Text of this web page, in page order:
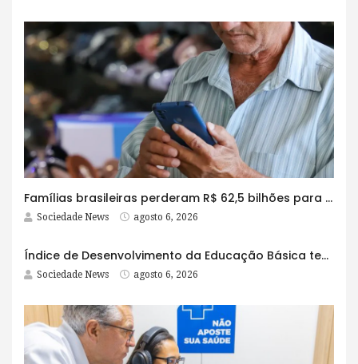
Famílias brasileiras perderam R$ 62,5 bilhões para bets em 2025
Sociedade News agosto 6, 2026
Índice de Desenvolvimento da Educação Básica tem elevação em todas as etapas
Sociedade News agosto 6, 2026